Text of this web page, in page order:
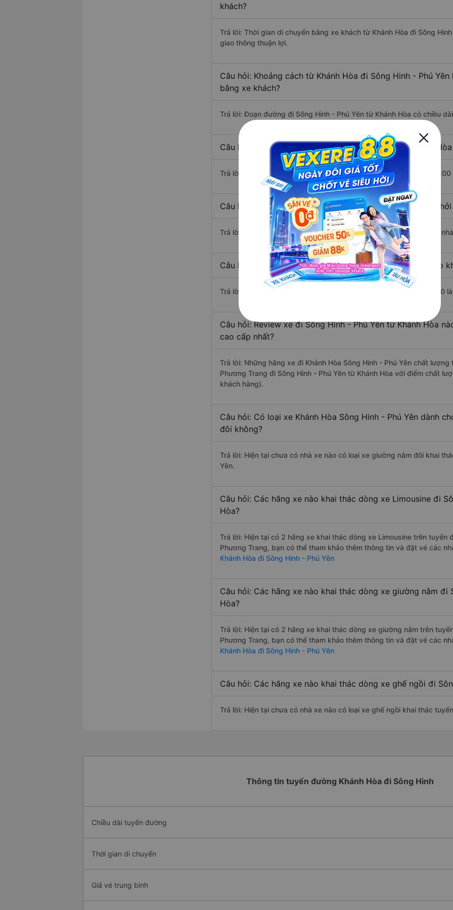
khách?
Trả lời: Thời gian di chuyển bằng xe khách từ Khánh Hòa đi Sông
giao thông thuận lợi.
Câu hỏi: Khoảng cách từ Khánh Hòa đi Sông Hinh - Phú
bằng xe khách?
Trả lời: Đoạn đường đi Sông Hinh - Phú Yên từ Khánh Hòa có chiều
Câu hỏi: Mỗi ngày có bao nhiêu chuyến xe khách Khánh
Trả lời: Trung bình mỗi ngày có khoảng 3 chuyến xe bắt đầu từ
Câu hỏi: Nhà xe đi Khánh Hòa Sông Hinh - Phú Yên nào
Trả lời: Chuyến xe có giờ xuất phát sớm nhất vào lúc 18:00 là của
Câu hỏi: Nhà xe đi Sông Hinh - Phú Yên từ Khánh Hòa nào
Trả lời: Chuyến xe có giờ xuất phát trễ (muộn) nhất là vào lúc 20:30
Câu hỏi: Review xe đi Sông Hinh - Phú Yên từ Khánh Hòa
cao cấp nhất?
Trả lời: Những hãng xe đi Khánh Hòa Sông Hinh - Phú Yên chất
Phương Trang đi Sông Hinh - Phú Yên từ Khánh Hòa với điểm chất
khách hàng).
Câu hỏi: Có loại xe Khánh Hòa Sông Hinh - Phú Yên dành
đôi không?
Trả lời: Hiện tại chưa có nhà xe nào có loại xe giường nằm đôi khai
Yên.
Câu hỏi: Các hãng xe nào khai thác dòng xe Limousine đi
Hòa?
Trả lời: Hiện tại có 2 hãng xe khai thác dòng xe Limousine trên tuyến
Phương Trang, bạn có thể tham khảo thêm thông tin và đặt vé các
Khánh Hòa đi Sông Hinh - Phú Yên
Câu hỏi: Các hãng xe nào khai thác dòng xe giường nằm đi
Hòa?
Trả lời: Hiện tại có 2 hãng xe khai thác dòng xe giường nằm trên
Phương Trang, bạn có thể tham khảo thêm thông tin và đặt vé các
Khánh Hòa đi Sông Hinh - Phú Yên
Câu hỏi: Các hãng xe nào khai thác dòng xe ghế ngồi đi
Trả lời: Hiện tại chưa có nhà xe nào có loại xe ghế ngồi khai thác
Thông tin tuyến đường Khánh Hòa đi Sông Hinh
Chiều dài tuyến đường
Thời gian di chuyển
Giá vé trung bình